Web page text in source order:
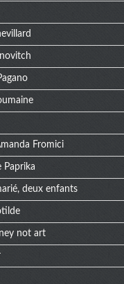
Fromici
Paprika
deux enfants
not art